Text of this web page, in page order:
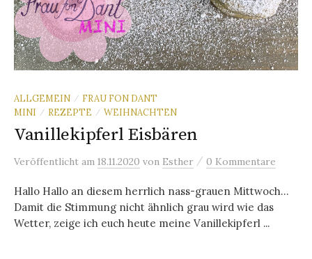
ALLGEMEIN / FRAU FON DANT
MINI
/ REZEPTE / WEIHNACHTEN
Vanillekipferl Eisbären
Veröffentlicht am 18.11.2020 von Esther / 0 Kommentare
Hallo Hallo an diesem herrlich nass-grauen Mittwoch…
Damit die Stimmung nicht ähnlich grau wird wie das
Wetter, zeige ich euch heute meine Vanillekipferl ...